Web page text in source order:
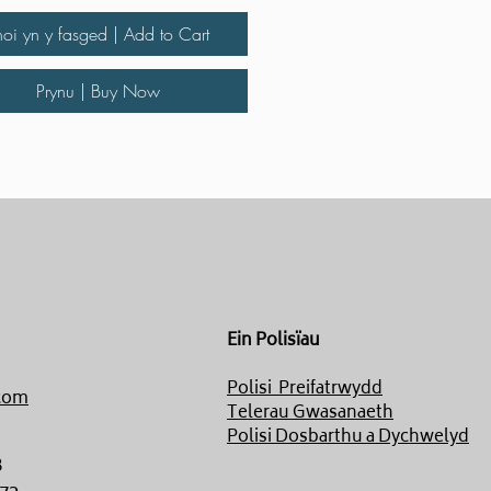
yn y fasged | Add to Cart
Prynu | Buy Now
Ein Polisïau
Polisi Preifatrwydd
Telerau Gwasanaeth
Polisi Dosbarthu a Dychwelyd